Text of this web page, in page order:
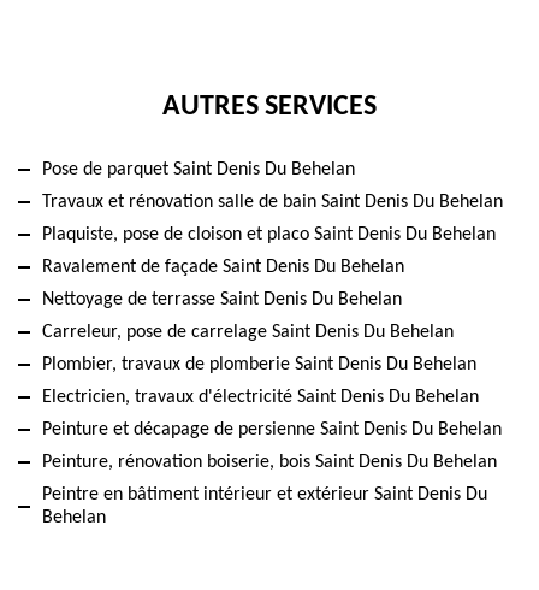
AUTRES SERVICES
Pose de parquet Saint Denis Du Behelan
Travaux et rénovation salle de bain Saint Denis Du Behelan
Plaquiste, pose de cloison et placo Saint Denis Du Behelan
Ravalement de façade Saint Denis Du Behelan
Nettoyage de terrasse Saint Denis Du Behelan
Carreleur, pose de carrelage Saint Denis Du Behelan
Plombier, travaux de plomberie Saint Denis Du Behelan
Electricien, travaux d'électricité Saint Denis Du Behelan
Peinture et décapage de persienne Saint Denis Du Behelan
Peinture, rénovation boiserie, bois Saint Denis Du Behelan
Peintre en bâtiment intérieur et extérieur Saint Denis Du
Behelan